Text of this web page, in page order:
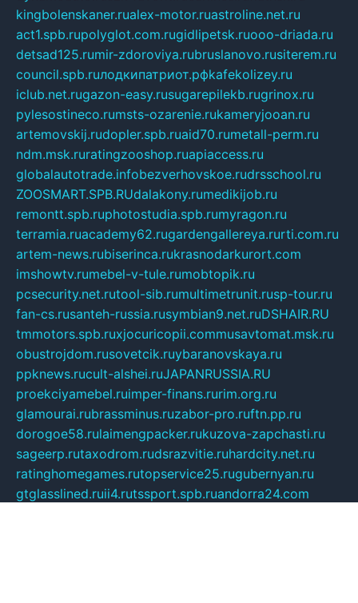
kingbolenskaner.rualex-motor.ruastroline.net.ru
act1.spb.rupolyglot.com.rugidlipetsk.ruooo-driada.ru
detsad125.rumir-zdoroviya.rubruslanovo.rusiterem.ru
council.spb.ruлодкипатриот.рфkafekolizey.ru
iclub.net.rugazon-easy.rusugarepilekb.rugrinox.ru
pylesostineco.rumsts-ozarenie.rukameryjooan.ru
artemovskij.rudopler.spb.ruaid70.rumetall-perm.ru
ndm.msk.ruratingzooshop.ruapiaccess.ru
globalautotrade.infobezverhovskoe.rudrsschool.ru
ZOOSMART.SPB.RUdalakony.rumedikijob.ru
remontt.spb.ruphotostudia.spb.rumyragon.ru
terramia.ruacademy62.rugardengallereya.rurti.com.ru
artem-news.rubiserinca.rukrasnodarkurort.com
imshowtv.rumebel-v-tule.rumobtopik.ru
pcsecurity.net.rutool-sib.rumultimetrunit.rusp-tour.ru
fan-cs.rusanteh-russia.rusymbian9.net.ruDSHAIR.RU
tmmotors.spb.ruxjocuricopii.commusavtomat.msk.ru
obustrojdom.rusovetcik.ruybaranovskaya.ru
ppknews.rucult-alshei.ruJAPANRUSSIA.RU
proekciyamebel.ruimper-finans.rurim.org.ru
glamourai.rubrassminus.ruzabor-pro.ruftn.pp.ru
dorogoe58.rulaimengpacker.rukuzova-zapchasti.ru
sageerp.rutaxodrom.rudsrazvitie.ruhardcity.net.ru
ratinghomegames.rutopservice25.rugubernyan.ru
gtglasslined.ruii4.rutssport.spb.ruandorra24.com